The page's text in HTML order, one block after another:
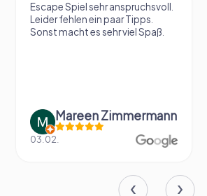
Escape Spiel sehr anspruchsvoll.
Leider fehlen ein paar Tipps.
Sonst macht es sehr viel Spaß.
Mareen Zimmermann
03.02.